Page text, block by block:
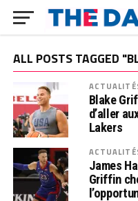
ALL POSTS TAGGED
Blake
d’aller
Lakers
James
Griffin